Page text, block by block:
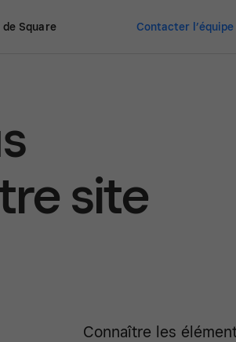
Square Contacter
site
Connaître les